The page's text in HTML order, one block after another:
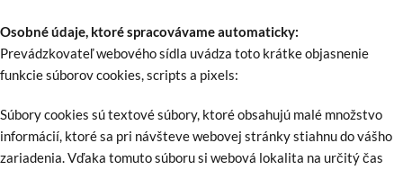
Osobné údaje, ktoré spracovávame automaticky:
Prevádzkovateľ webového sídla uvádza toto krátke objasnenie
funkcie súborov cookies, scripts a pixels:
Súbory cookies sú textové súbory, ktoré obsahujú malé množstvo
informácií, ktoré sa pri návšteve webovej stránky stiahnu do vášho
zariadenia. Vďaka tomuto súboru si webová lokalita na určitý čas